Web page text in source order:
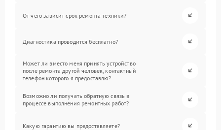
От чего зависит срок ремонта техники?
Диагностика проводится бесплатно?
Может ли вместо меня принять устройство
после ремонта другой человек, контактный
телефон которого я предоставлю?
Возможно ли получать обратную связь в
процессе выполнения ремонтных работ?
Какую гарантию вы предоставляете?